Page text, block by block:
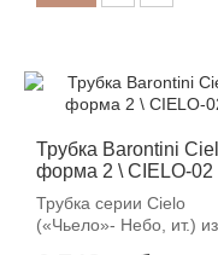
Трубка Barontini
форма 2 \ CIELO-02
Трубка серии Cielo
(«Чьело»- Небо, ит.)